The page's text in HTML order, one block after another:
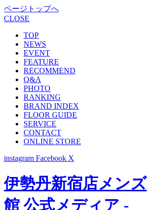
ページトップへ
CLOSE
TOP
NEWS
EVENT
FEATURE
RECOMMEND
Q&A
PHOTO
RANKING
BRAND INDEX
FLOOR GUIDE
SERVICE
CONTACT
ONLINE STORE
instagram Facebook X
伊勢丹新宿店メンズ
館 公式メディア -